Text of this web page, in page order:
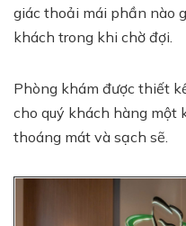
giác thoải mái phần nào
khách trong khi chờ đợi.
Phòng khám được thiết
cho quý khách hàng một
thoáng mát và sạch sẽ.